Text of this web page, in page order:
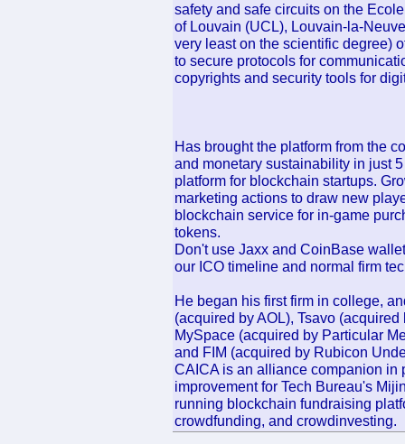
safety and safe circuits on the
of Louvain (UCL), Louvain-la-
very least on the scientific degree)
to secure protocols for
copyrights and security tools for
Has brought the platform from the
and monetary sustainability in just
platform for blockchain startups.
marketing actions to draw new
blockchain service for in-game
tokens.
Don't use Jaxx and CoinBase
our ICO timeline and normal firm
He began his first firm in college,
(acquired by AOL), Tsavo
MySpace (acquired by Particular
and FIM (acquired by Rubicon
CAICA is an alliance companion in
improvement for Tech Bureau's
running blockchain fundraising
crowdfunding, and crowdinvesting.